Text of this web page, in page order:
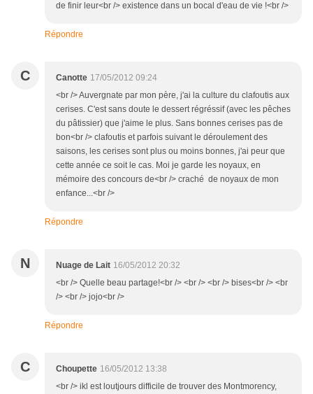
de finir leur<br /> existence dans un bocal d'eau de vie !<br />
Répondre
C Canotte 17/05/2012 09:24
<br /> Auvergnate par mon père, j'ai la culture du clafoutis aux
cerises. C'est sans doute le dessert régréssif (avec les pêches
du pâtissier) que j'aime le plus. Sans bonnes cerises pas de
bon<br /> clafoutis et parfois suivant le déroulement des
saisons, les cerises sont plus ou moins bonnes, j'ai peur que
cette année ce soit le cas. Moi je garde les noyaux, en
mémoire des concours de<br /> craché de noyaux de mon
enfance...<br />
Répondre
N Nuage de Lait 16/05/2012 20:32
<br /> Quelle beau partage!<br /> <br /> <br /> bises<br /> <br
/> <br /> jojo<br />
Répondre
C Choupette 16/05/2012 13:38
<br /> ikl est loutjours difficile de trouver des Montmorency,